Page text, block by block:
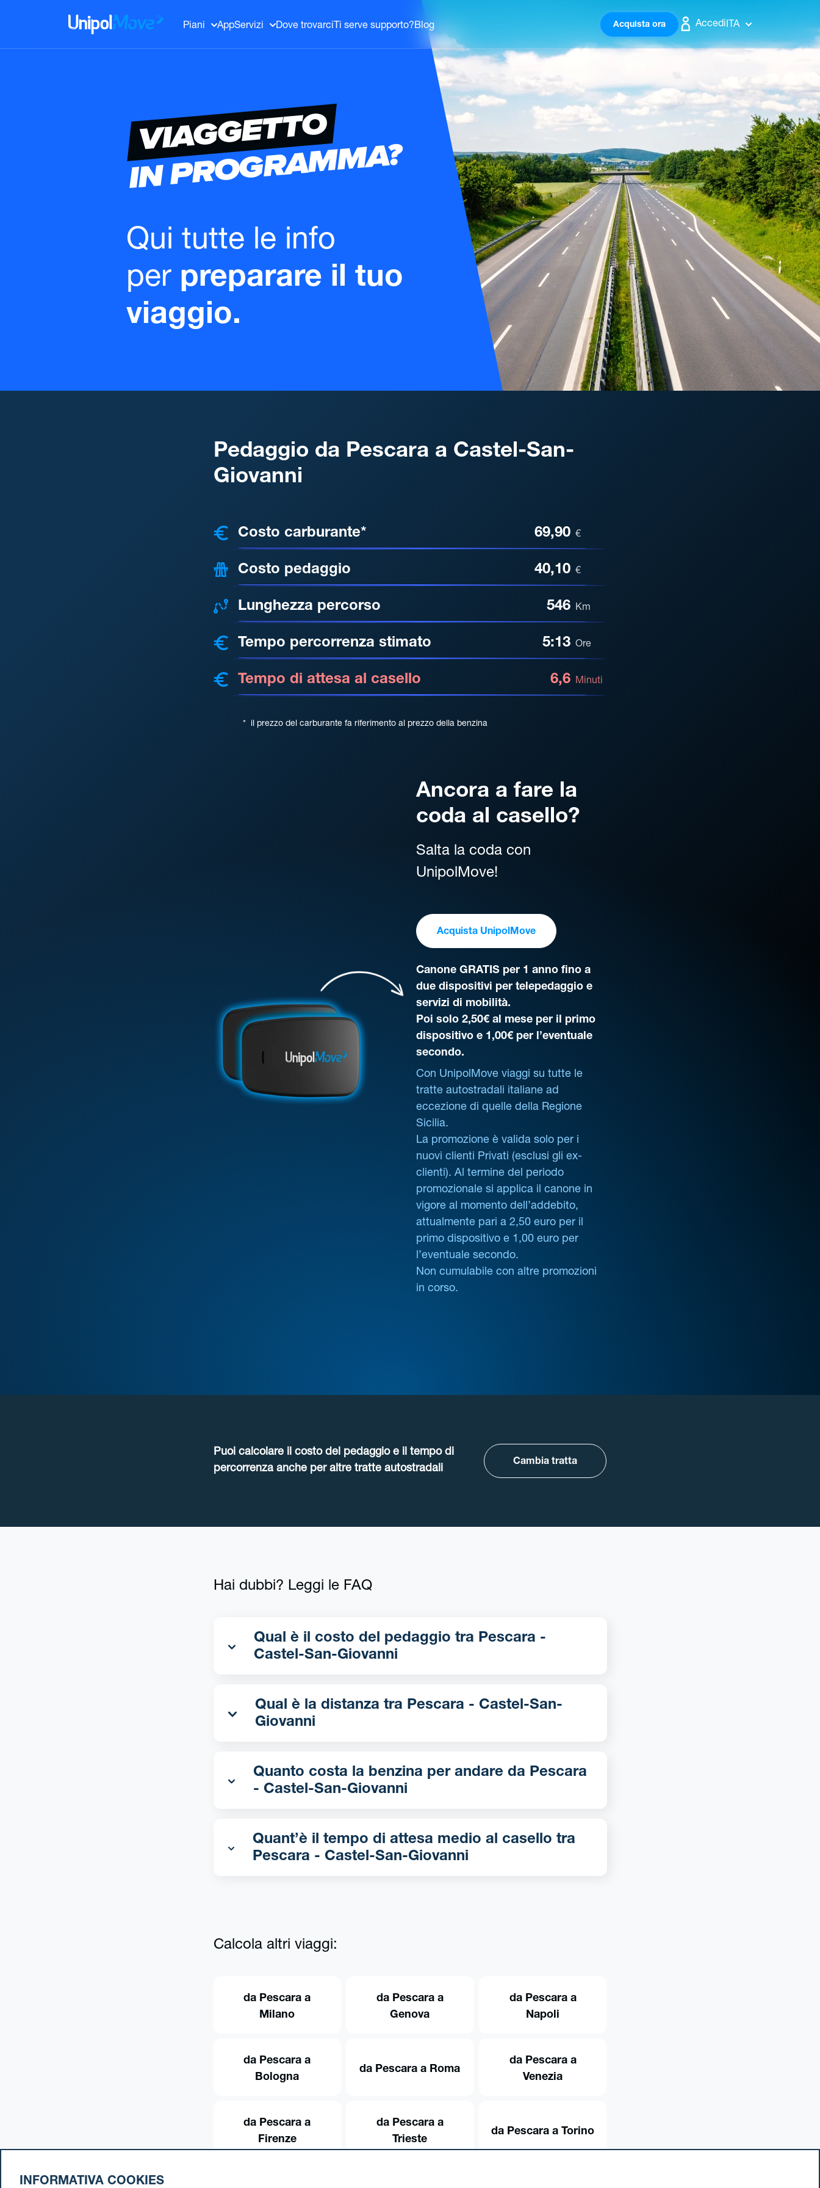
UnipolMove Piani AppServizi Dove trovarci Ti serve supporto?Blog Acquista ora AccediITA
VIAGGETTO
IN PROGRAMMA?
Qui tutte le info
per preparare il tuo
viaggio.
Pedaggio da Pescara a Castel-San-
Giovanni
Costo carburante* 69,90 €
Costo pedaggio 40,10 €
Lunghezza percorso 546 Km
Tempo percorrenza stimato 5:13 Ore
Tempo di attesa al casello 6,6 Minuti
* il prezzo del carburante fa riferimento al prezzo della benzina
Ancora a fare la
coda al casello?
Salta la coda con
UnipolMove!
Acquista UnipolMove
Canone GRATIS per 1 anno fino a
due dispositivi per telepedaggio e
servizi di mobilità.
Poi solo 2,50€ al mese per il primo
dispositivo e 1,00€ per l’eventuale
secondo.
Con UnipolMove viaggi su tutte le
tratte autostradali italiane ad
eccezione di quelle della Regione
Sicilia.
La promozione è valida solo per i
nuovi clienti Privati (esclusi gli ex-
clienti). Al termine del periodo
promozionale si applica il canone in
vigore al momento dell’addebito,
attualmente pari a 2,50 euro per il
primo dispositivo e 1,00 euro per
l’eventuale secondo.
Non cumulabile con altre promozioni
in corso.
Puoi calcolare il costo del pedaggio e il tempo di
percorrenza anche per altre tratte autostradali
Cambia tratta
Hai dubbi? Leggi le FAQ
Qual è il costo del pedaggio tra Pescara -
Castel-San-Giovanni
Qual è la distanza tra Pescara - Castel-San-
Giovanni
Quanto costa la benzina per andare da Pescara
- Castel-San-Giovanni
Quant’è il tempo di attesa medio al casello tra
Pescara - Castel-San-Giovanni
Calcola altri viaggi:
da Pescara a
Milano
da Pescara a
Genova
da Pescara a
Napoli
da Pescara a
Bologna
da Pescara a Roma
da Pescara a
Venezia
da Pescara a
Firenze
da Pescara a
Trieste
da Pescara a Torino
INFORMATIVA COOKIES